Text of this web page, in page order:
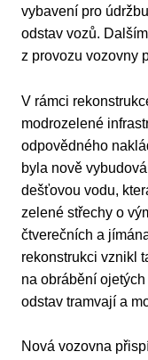
vybavení pro
odstav vozů.
z provozu vozovny
V rámci
modrozelené
odpovědného
byla nově
dešťovou vodu,
zelené střechy o
čtverečních a
rekonstrukci vznikl
na obrábění
odstav tramvají a
Nová vozovna